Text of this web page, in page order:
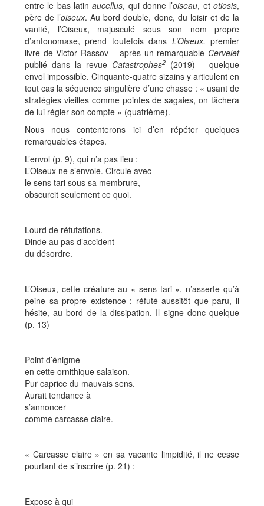
entre le bas latinaucellus, qui donne l’oiseau, etotiosis,
père de l’oiseux. Au bord double, donc, du loisir et de la
vanité, l’Oiseux, majusculé sous son nom propre
d’antonomase, prend toutefois dans L’Oiseux,premier
livre de Victor Rassov – après un remarquable Cervelet
publié dans la revue Catastrophes2 (2019) – quelque
envol impossible. Cinquante-quatre sizains y articulent en
tout cas la séquence singulière d’une chasse : « usant de
stratégies vieilles comme pointes de sagaies, on tâchera
de lui régler son compte » (quatrième).
Nous nous contenterons ici d’en répéter quelques
remarquables étapes.
L’envol (p. 9), qui n’a pas lieu :
L’Oiseux ne s’envole. Circule avec
le sens tari sous sa membrure,
obscurcit seulement ce quoi.
Lourd de réfutations.
Dinde au pas d’accident
du désordre.
L’Oiseux, cette créature au « sens tari », n’asserte qu’à
peine sa propre existence : réfuté aussitôt que paru, il
hésite, au bord de la dissipation. Il signe donc quelque
(p. 13)
Point d’énigme
en cette ornithique salaison.
Pur caprice du mauvais sens.
Aurait tendance à
s’annoncer
comme carcasse claire.
« Carcasse claire » en sa vacante limpidité, il ne cesse
pourtant de s’inscrire (p. 21) :
Expose à qui